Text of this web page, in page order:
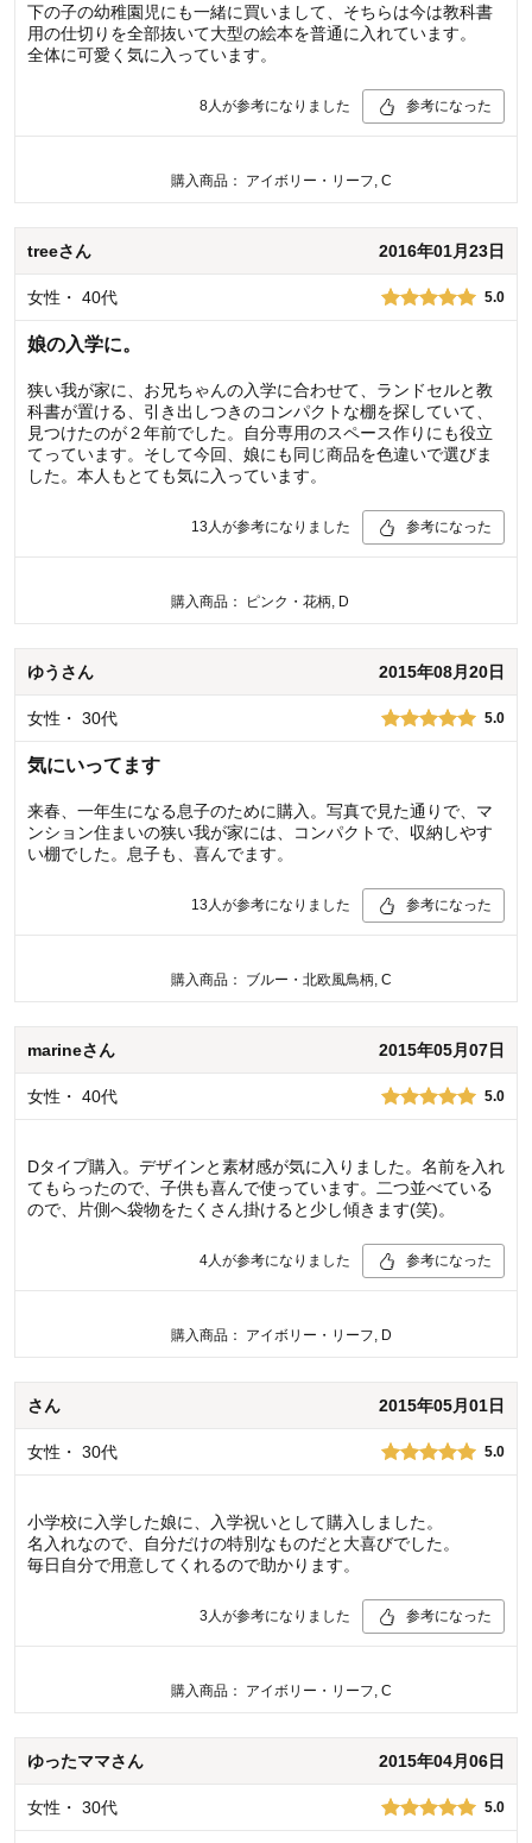
下の子の幼稚園児にも一緒に買いまして、そちらは今は教科書
用の仕切りを全部抜いて大型の絵本を普通に入れています。
全体に可愛く気に入っています。
8人が参考になりました 参考になった
購入商品： アイボリー・リーフ, C
treeさん 2016年01月23日
女性 ・ 40代 5.0
娘の入学に。
狭い我が家に、お兄ちゃんの入学に合わせて、ランドセルと教
科書が置ける、引き出しつきのコンパクトな棚を探していて、
見つけたのが２年前でした。自分専用のスペース作りにも役立
てっています。そして今回、娘にも同じ商品を色違いで選びま
した。本人もとても気に入っています。
13 人が参考になりました 参考になった
購入商品： ピンク・花柄, D
ゆう さん 2015年08月20日
女性 ・ 30代 5.0
気にいってます
来春、一年生になる息子のために購入。写真で見た通りで、マ
ンション住まいの狭い我が家には、コンパクトで、収納しやす
い棚でした。息子も、喜んでます。
13 人が参考になりました 参考になった
購入商品： ブルー・北欧風鳥柄, C
marineさん 2015年05月07日
女性 ・ 40代 5.0
Dタイプ購入。デザインと素材感が気に入りました。名前を入れ
てもらったので、子供も喜んで使っています。二つ並べている
ので、片側へ袋物をたくさん掛けると少し傾きます(笑)。
4人が参考になりました 参考になった
購入商品： アイボリー・リーフ, D
さん 2015年05月01日
女性 ・ 30代 5.0
小学校に入学した娘に、入学祝いとして購入しました。
名入れなので、自分だけの特別なものだと大喜びでした。
毎日自分で用意してくれるので助かります。
3 人が参考になりました 参考になった
購入商品： アイボリー・リーフ, C
ゆったママさん 2015年04月06日
女性 ・ 30代 5.0